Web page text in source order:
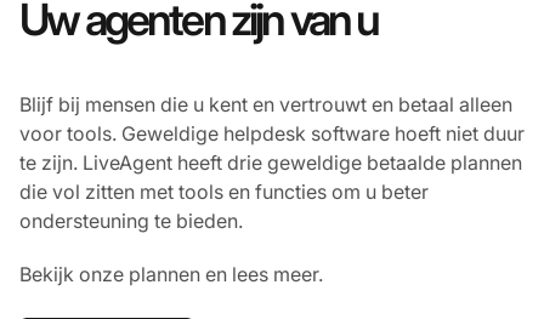
Uw agenten zijn van u
Blijf bij mensen die u kent en vertrouwt en betaal alleen
voor tools. Geweldige helpdesk software hoeft niet duur
te zijn. LiveAgent heeft drie geweldige betaalde plannen
die vol zitten met tools en functies om u beter
ondersteuning te bieden.
Bekijk onze plannen en lees meer.